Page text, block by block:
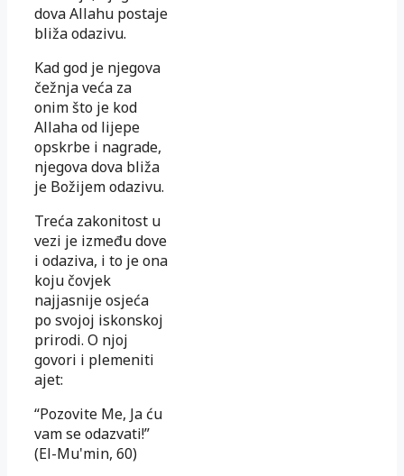
dova Allahu postaje
bliža odazivu.
Kad god je njegova
čežnja veća za
onim što je kod
Allaha od lijepe
opskrbe i nagrade,
njegova dova bliža
je Božijem odazivu.
Treća zakonitost u
vezi je između dove
i odaziva, i to je ona
koju čovjek
najjasnije osjeća
po svojoj iskonskoj
prirodi. O njoj
govori i plemeniti
ajet:
“Pozovite Me, Ja ću
vam se odazvati!”
(El-Mu'min, 60)